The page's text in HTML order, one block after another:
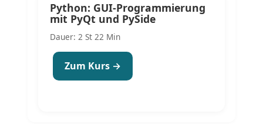
Python: GUI-Programmierung
mit PyQt und PySide
Dauer: 2 St 22 Min
Zum Kurs →